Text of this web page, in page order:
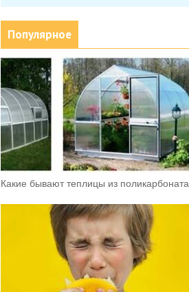
Популярное
Какие бывают теплицы из поликарбоната